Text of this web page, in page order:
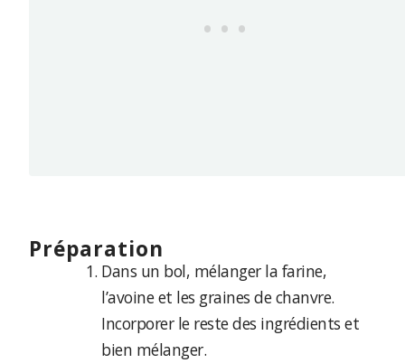
préparation
Dans un bol, mélanger la farine,
l’avoine et les graines de chanvre.
Incorporer le reste des ingrédients et
bien mélanger.